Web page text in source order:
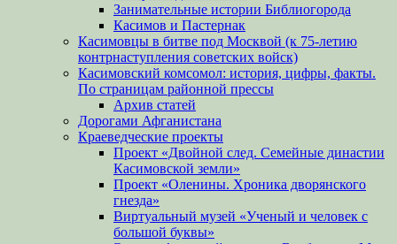
Занимательные истории Библиогорода
Касимов и Пастернак
Касимовцы в битве под Москвой (к 75-летию
контрнаступления советских войск)
Касимовский комсомол: история, цифры, факты.
По страницам районной прессы
Архив статей
Дорогами Афганистана
Краеведческие проекты
Проект «Двойной след. Семейные династии
Касимовской земли»
Проект «Оленины. Хроника дворянского
гнезда»
Виртуальный музей «Ученый и человек с
большой буквы»